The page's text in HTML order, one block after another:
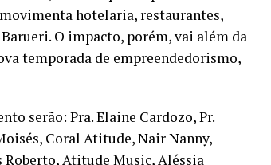
hotelaria, restaurantes,
O impacto, porém, vai além da
temporada de empreendedorismo,
serão: Pra. Elaine Cardozo, Pr.
Coral Atitude, Nair Nanny,
Roberto, Atitude Music, Aléssia